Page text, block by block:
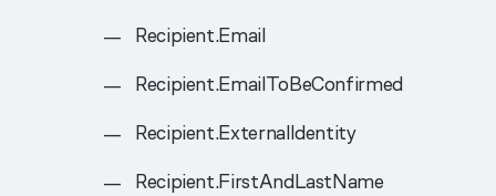
Recipient.Email
Recipient.EmailToBeConfirmed
Recipient.ExternalIdentity
Recipient.FirstAndLastName